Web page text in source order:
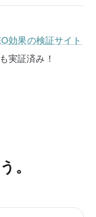
効果の検証サイト
実証済み！
。